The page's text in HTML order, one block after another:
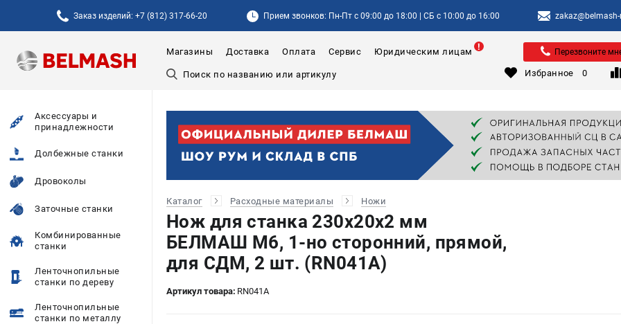
Заказ изделий: +7 (812) 317-66-20 Прием звонков: Пн-Пт с 09:00 до 18:00 | СБ с 10:00 до 16:00
Магазины Доставка Оплата Сервис Юридическим лицам Перезвоните
Избранное 0
Аксессуары и
принадлежности
Долбежные станки
Дровоколы
Заточные станки
Комбинированные
станки
Ленточнопильные
станки по дереву
Ленточнопильные
станки по металлу
Каталог Расходные материалы Ножи
Нож для станка 230х20х2 мм
БЕЛМАШ М6, 1-но сторонний, прямой,
для СДМ, 2 шт. (RN041A)
Артикул товара: RN041A